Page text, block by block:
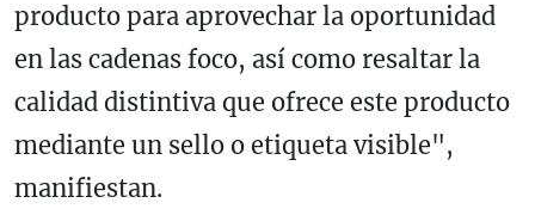
producto para aprovechar la oportunidad
en las cadenas foco, así como resaltar la
calidad distintiva que ofrece este producto
mediante un sello o etiqueta visible",
manifiestan.